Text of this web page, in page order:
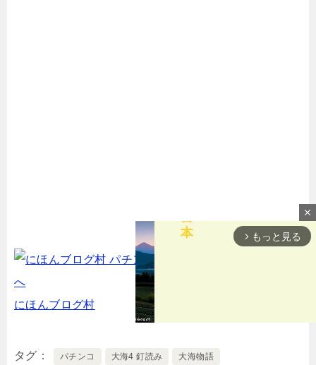
にほんブログ村
タグ パチンコ 大海4 釘読み 大海物語
close
arrow_forward_ios もっと見る